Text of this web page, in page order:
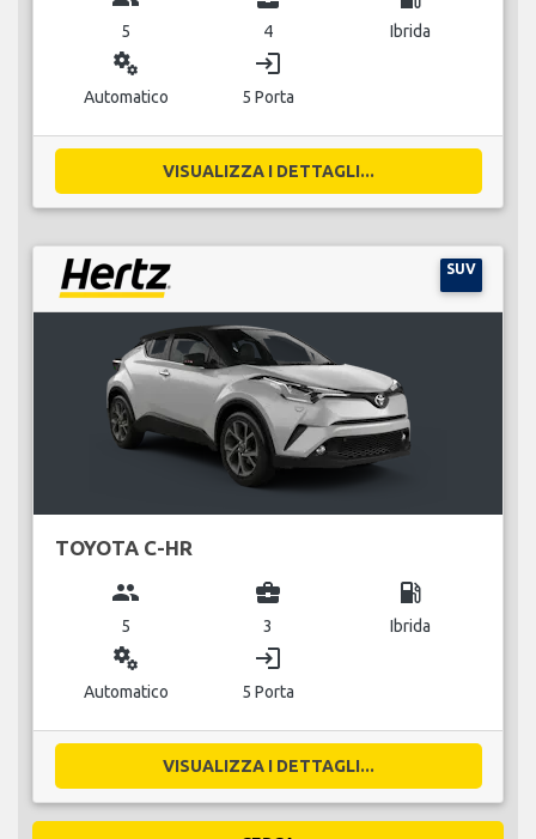
5 4 Ibrida
miscellaneous_services
Automatico
login
5 Porta
VISUALIZZA I DETTAGLI...
SUV
TOYOTA C-HR
group
5
business_center
3
local_gas_station
Ibrida
miscellaneous_services
Automatico
login
5 Porta
VISUALIZZA I DETTAGLI...